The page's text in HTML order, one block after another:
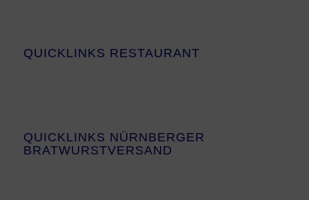
QUICKLINKS RESTAURANT
QUICKLINKS NÜRNBERGER
BRATWURSTVERSAND